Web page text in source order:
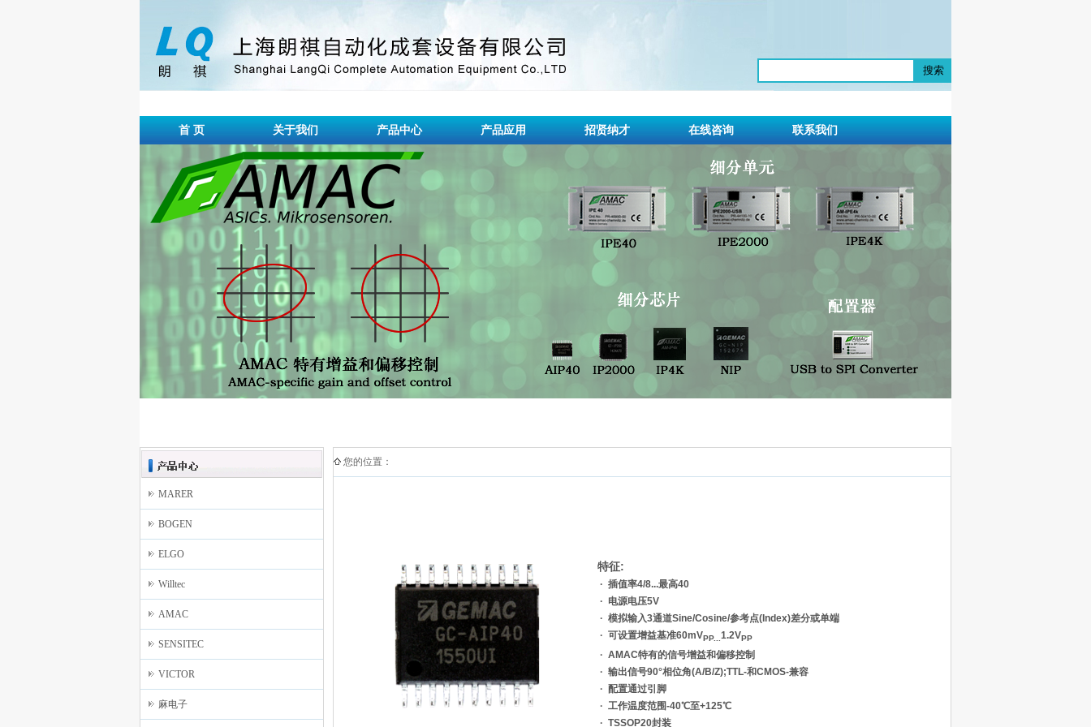
搜索
首 页 关于我们 产品中心 产品应用 招贤纳才 在线咨询 联系我们
MARER
BOGEN
ELGO
Willtec
AMAC
SENSITEC
VICTOR
麻电子
您的位置：
特征:
· 插值率4/8...最高40
· 电源电压5V
· 模拟输入3通道Sine/Cosine/参考点(Index)差分或单端
· 可设置增益基准60mVPP...1.2VPP
· AMAC特有的信号增益和偏移控制
· 输出信号90°相位角(A/B/Z);TTL-和CMOS-兼容
· 配置通过引脚
· 工作温度范围-40℃至+125℃
· TSSOP20封装